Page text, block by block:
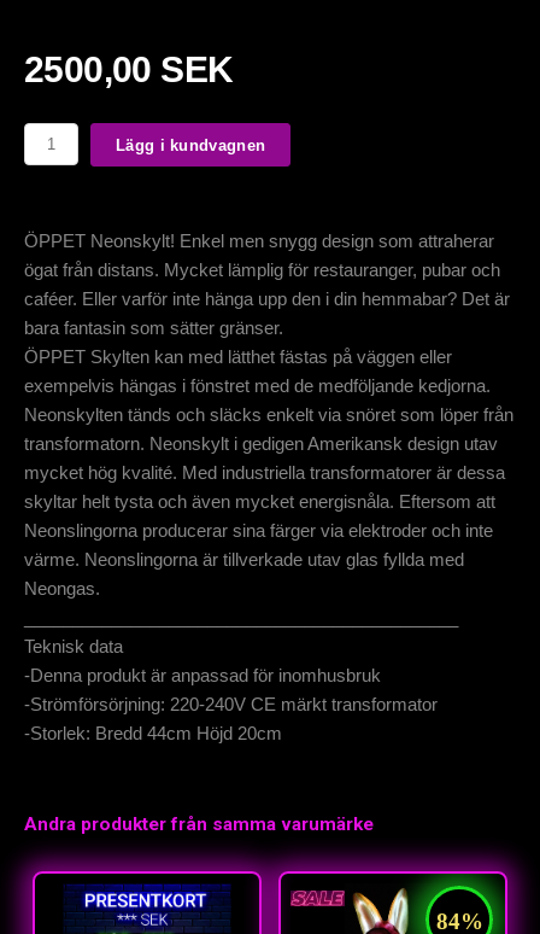
2500,00 SEK
Lägg i kundvagnen
ÖPPET Neonskylt! Enkel men snygg design som attraherar
ögat från distans. Mycket lämplig för restauranger, pubar och
caféer. Eller varför inte hänga upp den i din hemmabar? Det är
bara fantasin som sätter gränser.
ÖPPET Skylten kan med lätthet fästas på väggen eller
exempelvis hängas i fönstret med de medföljande kedjorna.
Neonskylten tänds och släcks enkelt via snöret som löper från
transformatorn. Neonskylt i gedigen Amerikansk design utav
mycket hög kvalité. Med industriella transformatorer är dessa
skyltar helt tysta och även mycket energisnåla. Eftersom att
Neonslingorna producerar sina färger via elektroder och inte
värme. Neonslingorna är tillverkade utav glas fyllda med
Neongas.
Teknisk data
-Denna produkt är anpassad för inomhusbruk
-Strömförsörjning: 220-240V CE märkt transformator
-Storlek: Bredd 44cm Höjd 20cm
Andra produkter från samma varumärke